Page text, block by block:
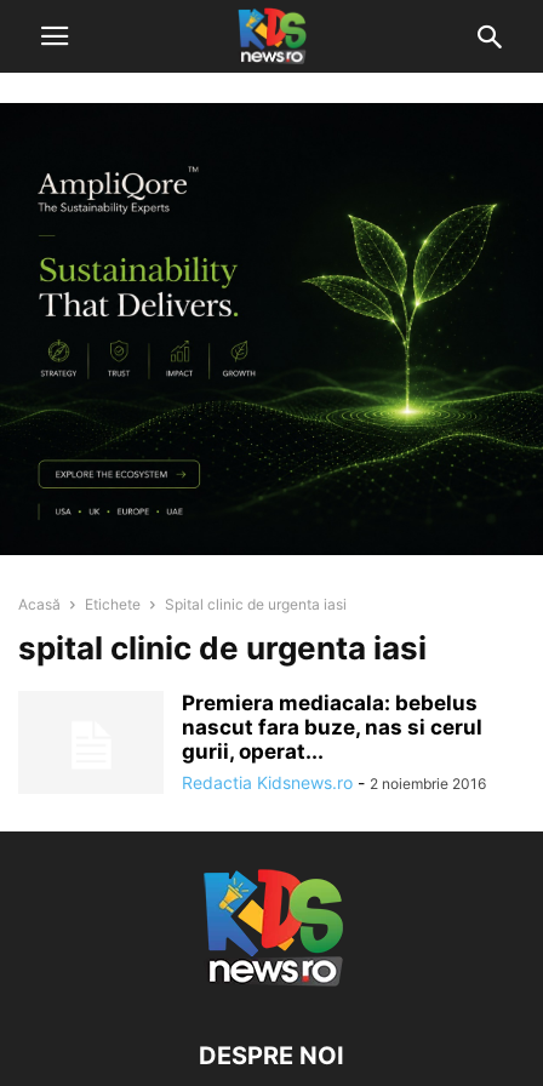
Acasă Etichete Spital clinic de urgenta iasi
spital clinic de urgenta iasi
Premiera mediacala: bebelus
nascut fara buze, nas si cerul
gurii, operat...
Redactia Kidsnews.ro - 2 noiembrie 2016
DESPRE NOI